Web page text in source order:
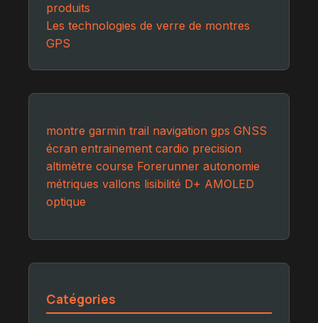
produits
Les technologies de verre de montres
GPS
montre garmin trail navigation gps GNSS
écran entrainement cardio precision
altimètre course Forerunner autonomie
métriques vallons lisibilité D+ AMOLED
optique
Catégories